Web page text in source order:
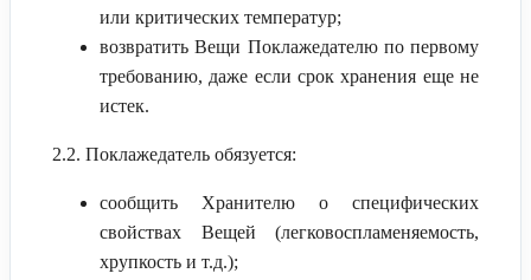
или критических температур;
возвратить Вещи Поклажедателю по первому
требованию, даже если срок хранения еще не
истек.
2.2. Поклажедатель обязуется:
сообщить Хранителю о специфических
свойствах Вещей (легковоспламеняемость,
хрупкость и т.д.);